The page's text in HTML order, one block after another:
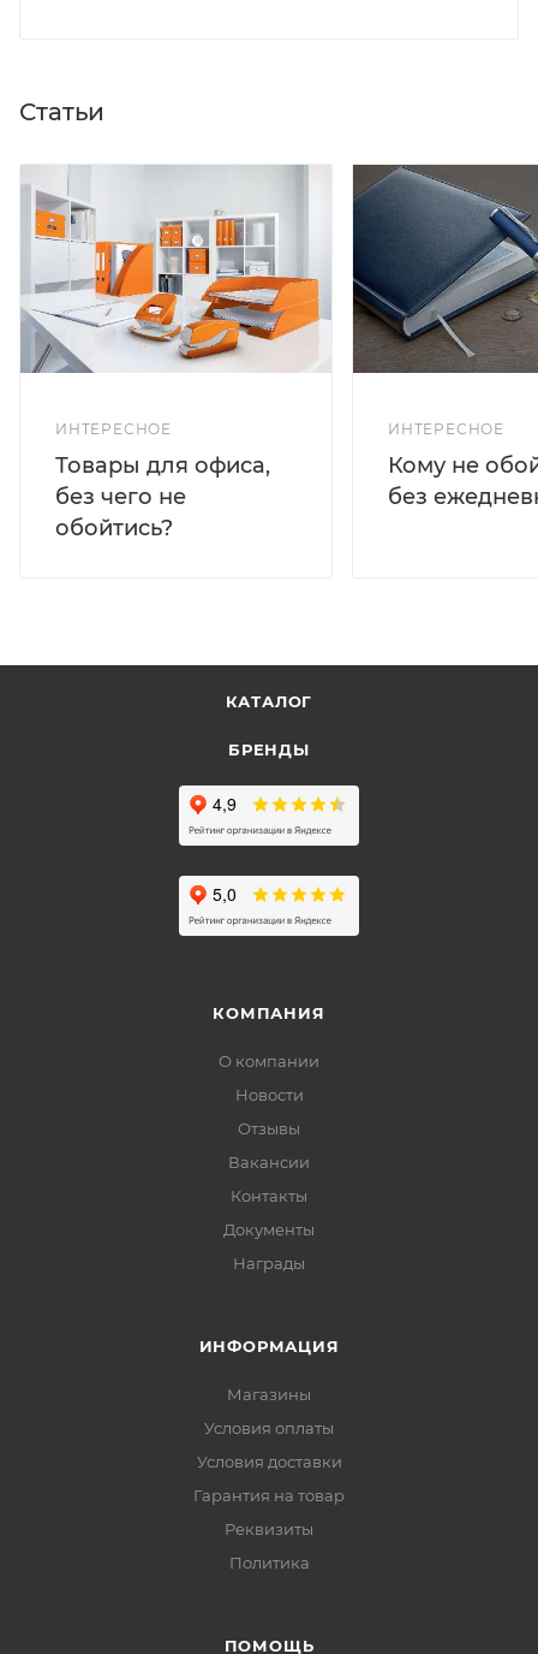
Статьи
ИНТЕРЕСНОЕ
Товары для офиса,
без чего не
обойтись?
ИНТЕРЕСНОЕ
Кому не
без
КАТАЛОГ
БРЕНДЫ
КОМПАНИЯ
О компании
Новости
Отзывы
Вакансии
Контакты
Документы
Награды
ИНФОРМАЦИЯ
Магазины
Условия оплаты
Условия доставки
Гарантия на товар
Реквизиты
Политика
ПОМОЩЬ